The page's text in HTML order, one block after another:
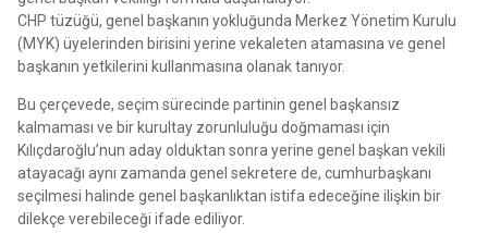
CHP tüzüğü, genel başkanın yokluğunda Merkez Yönetim Kurulu
(MYK) üyelerinden birisini yerine vekaleten atamasına ve genel
başkanın yetkilerini kullanmasına olanak tanıyor.
Bu çerçevede, seçim sürecinde partinin genel başkansız
kalmaması ve bir kurultay zorunluluğu doğmaması için
Kılıçdaroğlu’nun aday olduktan sonra yerine genel başkan vekili
atayacağı aynı zamanda genel sekretere de, cumhurbaşkanı
seçilmesi halinde genel başkanlıktan istifa edeceğine ilişkin bir
dilekçe verebileceği ifade ediliyor.